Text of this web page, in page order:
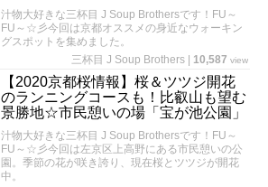
汁物大好きな三杯目 J Soup Brothersです！FU～
FU～☆彡今回は京都オススメの身近なウォーキン
グスポットを集めました。
三杯目 J Soup Brothers
10,587 view
【2020京都桜情報】桜＆ツツジ開花
のランニングコースも！比叡山も望む
景勝地☆市民憩いの場「宝が池公園」
汁物大好きな三杯目 J Soup Brothersです！FU～
FU～☆彡今回は左京区上高野にある市民憩いの公
園。季節の花が咲き誇り、現在桜とツツジが開花
中。